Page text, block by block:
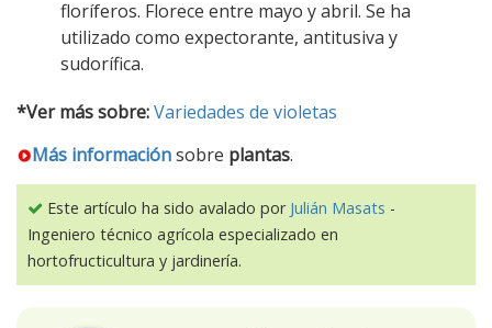
floríferos. Florece entre mayo y abril. Se ha
utilizado como expectorante, antitusiva y
sudorífica.
*Ver más sobre:Variedades de violetas
Más informaciónsobre plantas.
Este artículo ha sido avalado por Julián Masats -
Ingeniero técnico agrícola especializado en
hortofructicultura y jardinería.